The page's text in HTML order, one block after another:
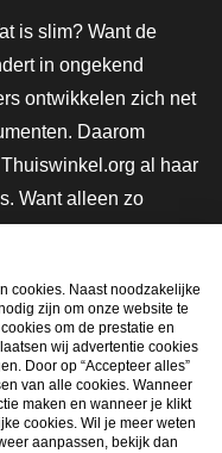
is slim? Want de
in ongekend
ontwikkelen zich net
Daarom
al haar
Want alleen zo
mee en maak
cookies. Naast noodzakelijke
zijn om onze website te
om de prestatie en
wij advertentie cookies
Door op “Accepteer alles”
van alle cookies. Wanneer
maken en wanneer je klikt
cookies. Wil je meer weten
aanpassen, bekijk dan